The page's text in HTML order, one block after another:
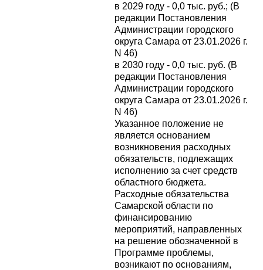
в 2029 году - 0,0 тыс. руб.; (В
редакции Постановления
Администрации городского
округа Самара от 23.01.2026 г.
N 46)
в 2030 году - 0,0 тыс. руб. (В
редакции Постановления
Администрации городского
округа Самара от 23.01.2026 г.
N 46)
Указанное положение не
является основанием
возникновения расходных
обязательств, подлежащих
исполнению за счет средств
областного бюджета.
Расходные обязательства
Самарской области по
финансированию
мероприятий, направленных
на решение обозначенной в
Программе проблемы,
возникают по основаниям,